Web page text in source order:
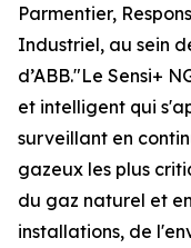
Parmentier,
Industriel, au sein
d’ABB."Le Sensi+
et intelligent qui
surveillant en
gazeux les plus
du gaz naturel et
installations, de